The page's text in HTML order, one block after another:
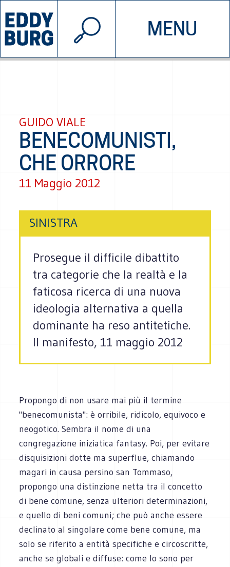
MENU
INIZIATIVE CHI SIAMO
© 2026 EDDYBURG
GUIDO VIALE
BENECOMUNISTI,
CHE ORRORE
11 Maggio 2012
SINISTRA
Prosegue il difficile dibattito
tra categorie che la realtà e la
faticosa ricerca di una nuova
ideologia alternativa a quella
dominante ha reso antitetiche.
Il manifesto, 11 maggio 2012
Propongo di non usare mai più il termine
"benecomunista": è orribile, ridicolo, equivoco e
neogotico. Sembra il nome di una
congregazione iniziatica fantasy. Poi, per evitare
disquisizioni dotte ma superflue, chiamando
magari in causa persino san Tommaso,
propongo una distinzione netta tra il concetto
di bene comune, senza ulteriori determinazioni,
e quello di beni comuni; che può anche essere
declinato al singolare come bene comune, ma
solo se riferito a entità specifiche e circoscritte,
anche se globali e diffuse: come lo sono per